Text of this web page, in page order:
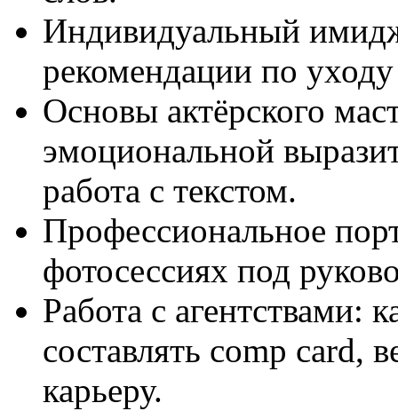
Индивидуальный
рекомендации по
Основы актёрского
эмоциональной
работа с текстом.
Профессиональное
фотосессиях под
Работа с агентствами:
составлять comp card,
карьеру.